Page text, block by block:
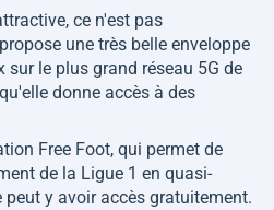
ce n'est pas
une très belle enveloppe
le plus grand réseau 5G de
donne accès à des
Free Foot, qui permet de
de la Ligue 1 en quasi-
y avoir accès gratuitement.